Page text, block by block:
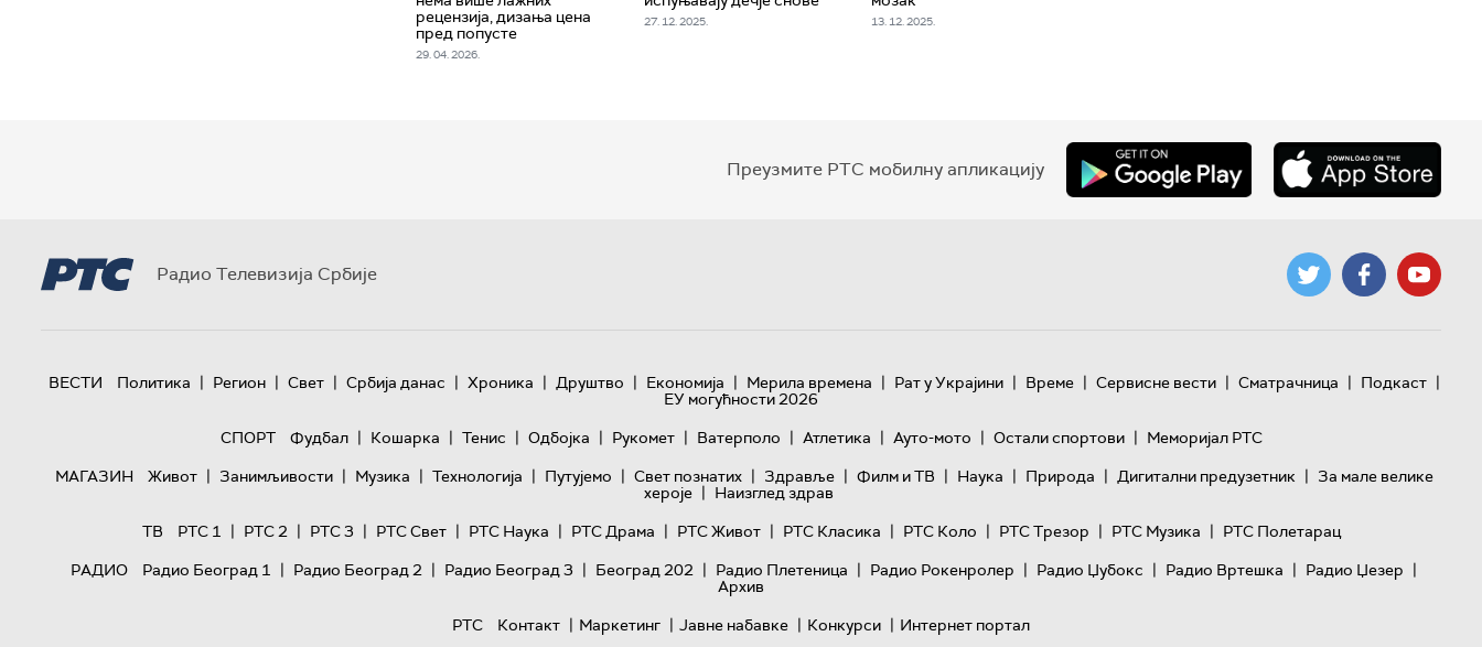
рецензија, дизања цена
пред попусте
29. 04. 2026.
27. 12. 2025. 13. 12. 2025.
Преузмите РТС мобилну апликацију
Радио Телевизија Србије
ВЕСТИ Политика | Регион | Свет | Србија данас | Хроника | Друштво | Економија | Мерила времена | Рат у Украјини | Време | Сервисне вести | Сматрачница | Подкаст |
ЕУ могућности 2026
СПОРТ
Фудбал | Кошарка | Тенис | Одбојка | Рукомет | Ватерполо | Атлетика | Ауто-мото | Остали спортови | Меморијал РТС
МАГАЗИН
Живот | Занимљивости | Музика | Технологијa | Путујемо | Свет познатих | Здравље | Филм и ТВ | Наука | Природа | Дигитални предузетник | За мале велике
хероје | Наизглед здрав
ТВ
РТС 1 | РТС 2 | РТС 3 | РТС Свет | РТС Наука | РТС Драма | РТС Живот | РТС Класика | РТС Коло | РТС Трезор | РТС Музика | РТС Полетарац
РАДИО
Радио Београд 1 | Радио Београд 2 | Радио Београд 3 | Београд 202 | Радио Плетеница | Радио Рокенролер | Радио Џубокс | Радио Вртешка | Радио Џезер |
Архив
РТС
Контакт | Маркетинг | Јавне набавке | Конкурси | Интернет портал